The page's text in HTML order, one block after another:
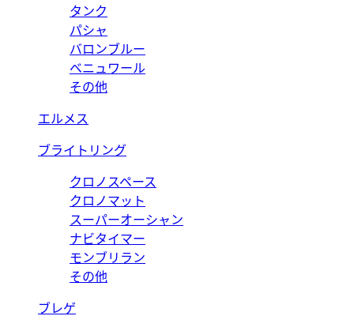
タンク
パシャ
バロンブルー
ベニュワール
その他
エルメス
ブライトリング
クロノスペース
クロノマット
スーパーオーシャン
ナビタイマー
モンブリラン
その他
ブレゲ